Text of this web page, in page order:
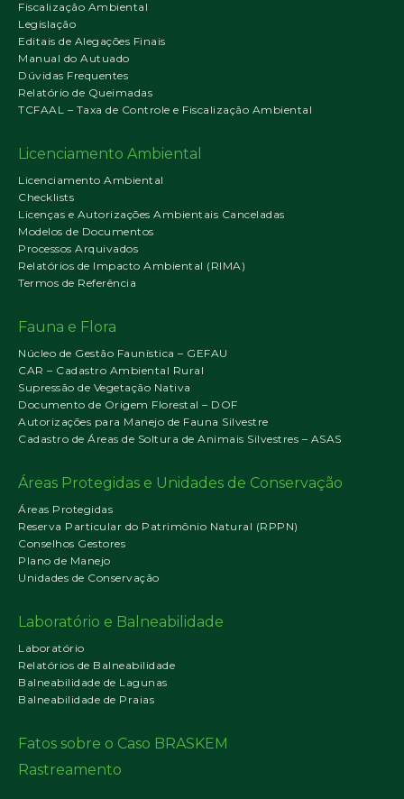
Fiscalização Ambiental
Legislação
Editais de Alegações Finais
Manual do Autuado
Dúvidas Frequentes
Relatório de Queimadas
TCFAAL – Taxa de Controle e Fiscalização Ambiental
Licenciamento Ambiental
Licenciamento Ambiental
Checklists
Licenças e Autorizações Ambientais Canceladas
Modelos de Documentos
Processos Arquivados
Relatórios de Impacto Ambiental (RIMA)
Termos de Referência
Fauna e Flora
Núcleo de Gestão Faunística – GEFAU
CAR – Cadastro Ambiental Rural
Supressão de Vegetação Nativa
Documento de Origem Florestal – DOF
Autorizações para Manejo de Fauna Silvestre
Cadastro de Áreas de Soltura de Animais Silvestres – ASAS
Áreas Protegidas e Unidades de Conservação
Áreas Protegidas
Reserva Particular do Patrimônio Natural (RPPN)
Conselhos Gestores
Plano de Manejo
Unidades de Conservação
Laboratório e Balneabilidade
Laboratório
Relatórios de Balneabilidade
Balneabilidade de Lagunas
Balneabilidade de Praias
Fatos sobre o Caso BRASKEM
Rastreamento